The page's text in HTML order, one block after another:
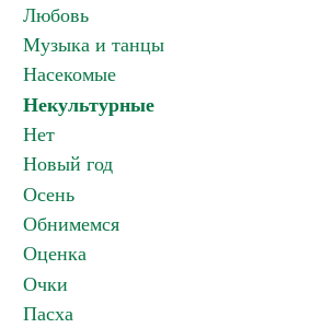
Любовь
Музыка и танцы
Насекомые
Некультурные
Нет
Новый год
Осень
Обнимемся
Оценка
Очки
Пасха